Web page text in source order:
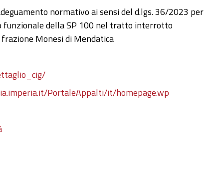
normativo ai sensi del d.lgs. 36/2023 per
funzionale della SP 100 nel tratto interrotto
Monesi di Mendatica
PortaleAppalti/it/homepage.wp